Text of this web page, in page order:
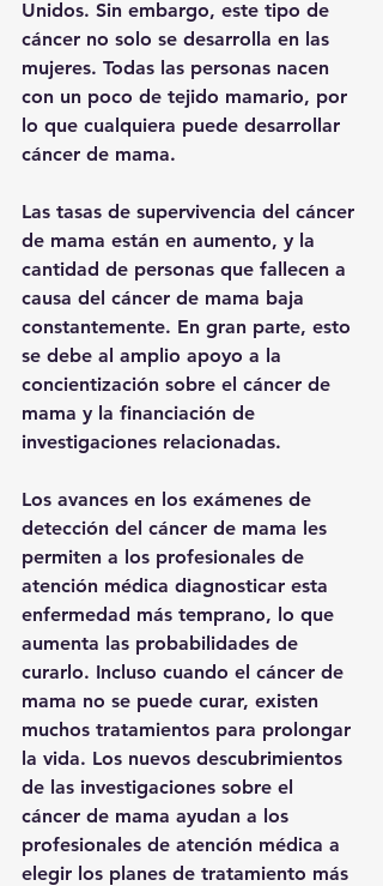
Unidos. Sin embargo, este tipo de
cáncer no solo se desarrolla en las
mujeres. Todas las personas nacen
con un poco de tejido mamario, por
lo que cualquiera puede desarrollar
cáncer de mama.
Las tasas de supervivencia del cáncer
de mama están en aumento, y la
cantidad de personas que fallecen a
causa del cáncer de mama baja
constantemente. En gran parte, esto
se debe al amplio apoyo a la
concientización sobre el cáncer de
mama y la financiación de
investigaciones relacionadas.
Los avances en los exámenes de
detección del cáncer de mama les
permiten a los profesionales de
atención médica diagnosticar esta
enfermedad más temprano, lo que
aumenta las probabilidades de
curarlo. Incluso cuando el cáncer de
mama no se puede curar, existen
muchos tratamientos para prolongar
la vida. Los nuevos descubrimientos
de las investigaciones sobre el
cáncer de mama ayudan a los
profesionales de atención médica a
elegir los planes de tratamiento más